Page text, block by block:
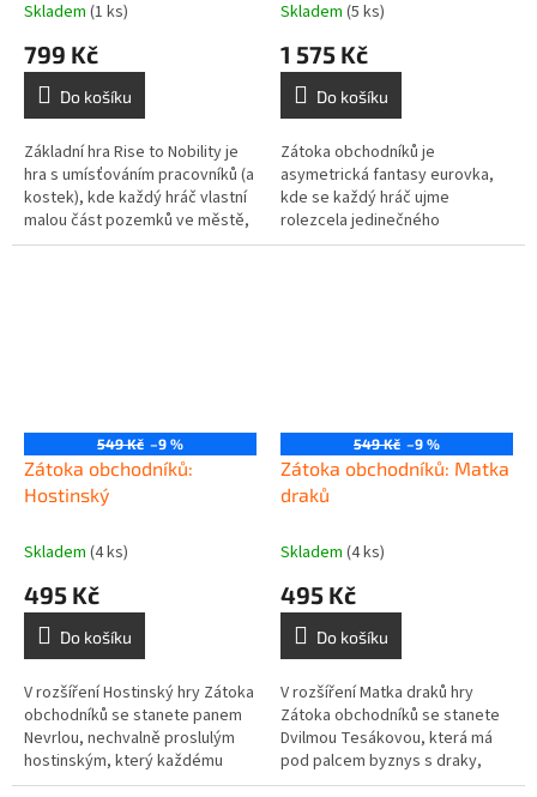
Skladem (1 ks)
799 Kč
Do košíku
Základní hra Rise to Nobility je
hra s umísťováním pracovníků (a
kostek), kde každý hráč vlastní
malou část pozemků ve městě,
kterou má za úkol osídlit a
Skladem (5 ks)
1 575 Kč
Do košíku
Zátoka obchodníků je
asymetrická fantasy eurovka,
kde se každý hráč ujme
rolezcela jedinečného
obchodníka a povede svůj
549 Kč –9 %
Zátoka obchodníků:
Hostinský
Skladem (4 ks)
495 Kč
Do košíku
V rozšíření Hostinský hry Zátoka
obchodníků se stanete panem
Nevrlou, nechvalně proslulým
hostinským, který každému
zákazníkovi zaručuje to samé:
549 Kč –9 %
Zátoka obchodníků: Matka
draků
Skladem (4 ks)
495 Kč
Do košíku
V rozšíření Matka draků hry
Zátoka obchodníků se stanete
Dvilmou Tesákovou, která má
pod palcem byznys s draky,
nejžádanějšími dopravními